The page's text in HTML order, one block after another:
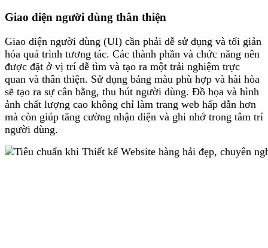
Giao diện người dùng thân thiện
Giao diện người dùng (UI) cần phải dễ sử dụng và tối giản
hóa quá trình tương tác. Các thành phần và chức năng nên
được đặt ở vị trí dễ tìm và tạo ra một trải nghiệm trực
quan và thân thiện. Sử dụng bảng màu phù hợp và hài hòa
sẽ tạo ra sự cân bằng, thu hút người dùng. Đồ họa và hình
ảnh chất lượng cao không chỉ làm trang web hấp dẫn hơn
mà còn giúp tăng cường nhận diện và ghi nhớ trong tâm trí
người dùng.